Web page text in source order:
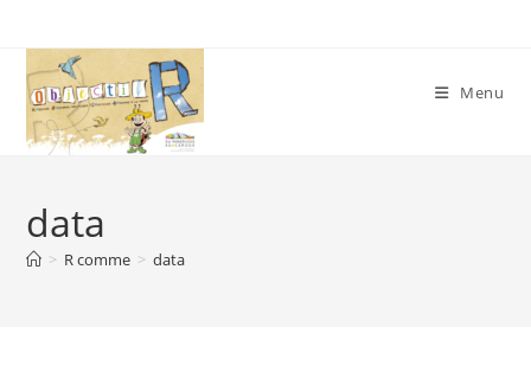
content
Menu
data
> R comme > data